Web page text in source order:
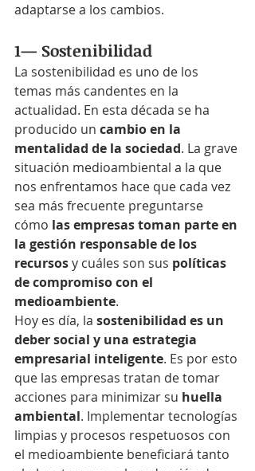
adaptarse a los cambios.
1— Sostenibilidad
La sostenibilidad es uno de los
temas más candentes en la
actualidad. En esta década se ha
producido un cambio en la
mentalidad de la sociedad. La grave
situación medioambiental a la que
nos enfrentamos hace que cada vez
sea más frecuente preguntarse
cómo las empresas toman parte en
la gestión responsable de los
recursos y cuáles son sus políticas
de compromiso con el
medioambiente.
Hoy es día, la sostenibilidad es un
deber social y una estrategia
empresarial inteligente. Es por esto
que las empresas tratan de tomar
acciones para minimizar su huella
ambiental. Implementar tecnologías
limpias y procesos respetuosos con
el medioambiente beneficiará tanto